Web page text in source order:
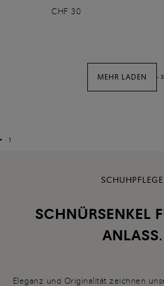
CHF 30
MEHR LADEN -
1
SCHUHPFLEGE
SCHNÜRSENKEL
ANLASS.
Eleganz und Originalität zeichnen